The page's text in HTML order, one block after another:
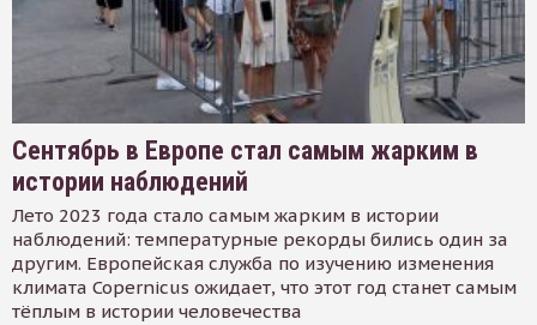
Сентябрь в Европе стал самым жарким в
истории наблюдений
Лето 2023 года стало самым жарким в истории
наблюдений: температурные рекорды бились один за
другим. Европейская служба по изучению изменения
климата Copernicus ожидает, что этот год станет самым
тёплым в истории человечества